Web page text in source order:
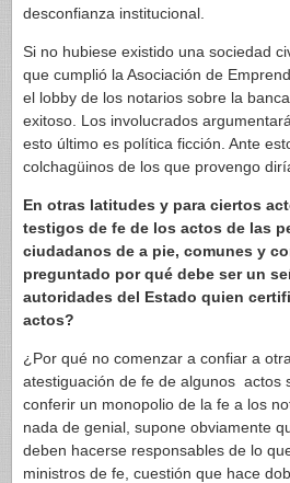
desconfianza institucional.
Si no hubiese existido una sociedad
que cumplió la Asociación de
el lobby de los notarios sobre la
exitoso. Los involucrados
esto último es política ficción. Ante
colchagüinos de los que provengo
En otras latitudes y para ciertos
testigos de fe de los actos de las
ciudadanos de a pie, comunes y
preguntado por qué debe ser un
autoridades del Estado quien
actos?
¿Por qué no comenzar a confiar a
atestiguación de fe de algunos actos
conferir un monopolio de la fe a los
nada de genial, supone obviamente
deben hacerse responsables de lo
ministros de fe, cuestión que hace